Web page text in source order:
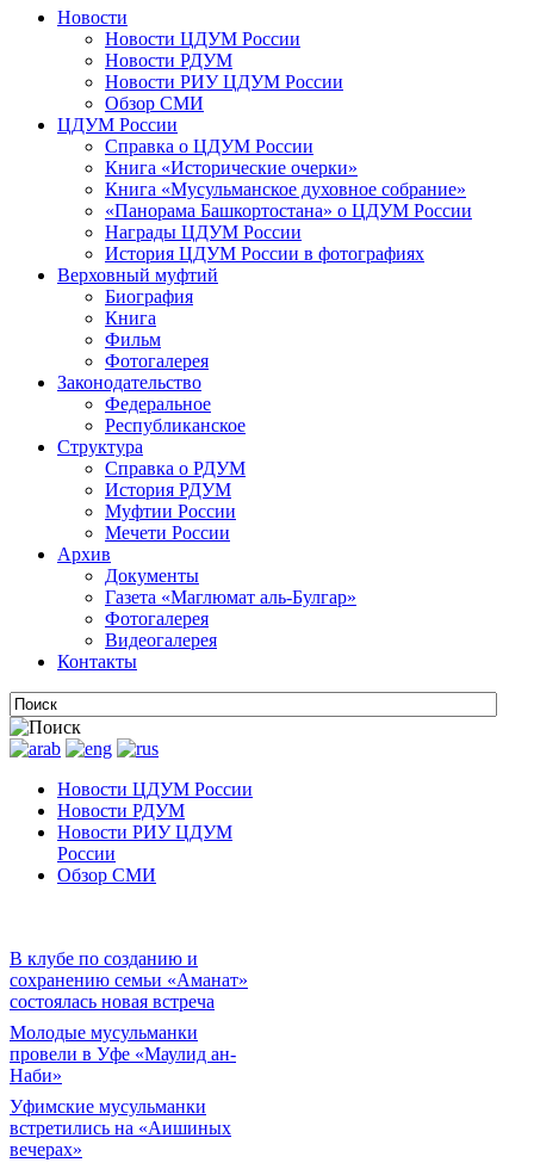
Новости
Новости ЦДУМ России
Новости РДУМ
Новости РИУ ЦДУМ России
Обзор СМИ
ЦДУМ России
Справка о ЦДУМ России
Книга «Исторические очерки»
Книга «Мусульманское духовное собрание»
«Панорама Башкортостана» о ЦДУМ России
Награды ЦДУМ России
История ЦДУМ России в фотографиях
Верховный муфтий
Биография
Книга
Фильм
Фотогалерея
Законодательство
Федеральное
Республиканское
Структура
Справка о РДУМ
История РДУМ
Муфтии России
Мечети России
Архив
Документы
Газета «Маглюмат аль-Булгар»
Фотогалерея
Видеогалерея
Контакты
Новости ЦДУМ России
Новости РДУМ
Новости РИУ ЦДУМ
России
Обзор СМИ
В клубе по созданию и
сохранению семьи «Аманат»
состоялась новая встреча
Молодые мусульманки
провели в Уфе «Маулид ан-
Наби»
Уфимские мусульманки
встретились на «Аишиных
вечерах»